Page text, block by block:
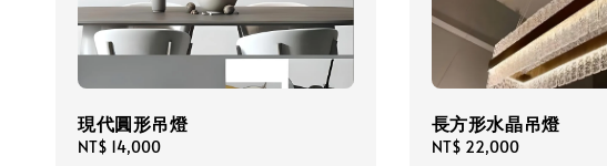
現代圓形吊燈
Regular
NT$ 14,000
長方形水晶吊燈
Regular
NT$ 22,000